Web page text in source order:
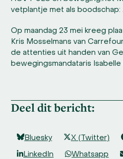
vetplantje met als boodschap:
Op maandag 23 mei kreeg
Kris Mosselmans van
de attenties uit handen van
bewegingsmandataris Isabelle
Deel dit bericht:
Bluesky X (Twitter)
LinkedIn Whatsapp